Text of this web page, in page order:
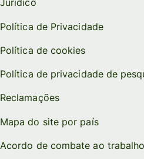
Jurídico
Política de Privacidade
Política de cookies
Política de privacidade de
Reclamações
Mapa do site por país
Acordo de combate ao